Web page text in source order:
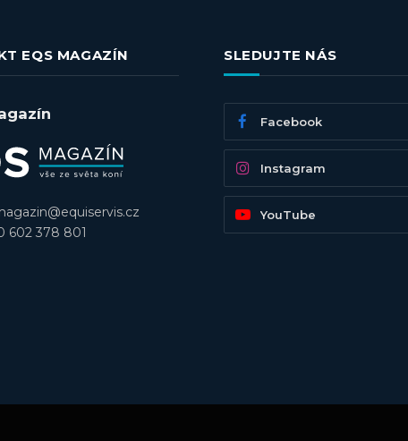
EQS MAGAZÍN
602 378 801
SLEDUJTE NÁS
Facebook
Instagram
YouTube